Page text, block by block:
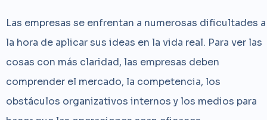
Las empresas se enfrentan a numerosas dificultades a
la hora de aplicar sus ideas en la vida real. Para ver las
cosas con más claridad, las empresas deben
comprender el mercado, la competencia, los
obstáculos organizativos internos y los medios para